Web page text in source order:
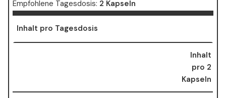
Empfohlene Tagesdosis: 2 Kapseln
Inhalt pro Tagesdosis
Inhalt
pro 2
Kapseln